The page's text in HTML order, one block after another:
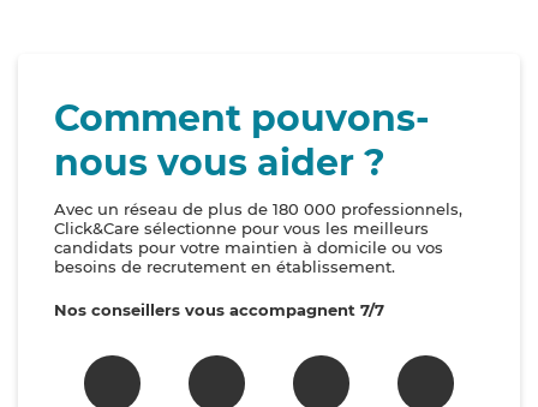
Comment pouvons-
nous vous aider ?
Avec un réseau de plus de 180 000 professionnels,
Click&Care sélectionne pour vous les meilleurs
candidats pour votre maintien à domicile ou vos
besoins de recrutement en établissement.
Nos conseillers vous accompagnent 7/7